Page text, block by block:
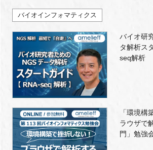
バイオインフォマティクス
バイオ研
タ解析ス
seq解析
「環境構
ラウザで
門」勉強